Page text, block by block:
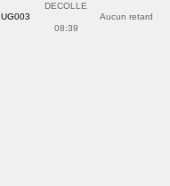
UG003
DECOLLE
08:39
Aucun retard